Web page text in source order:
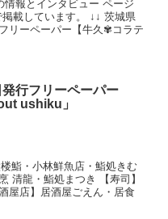
報とインタビュー ページ
載しています。 ↓↓ 茨城県
リーペーパー【牛久✾コラテ
行フリーペーパー
ushiku」
鮨・小林鮮魚店・鮨処きむ
清龍・鮨処まつき 【寿司】
屋店】居酒屋ごえん・居食